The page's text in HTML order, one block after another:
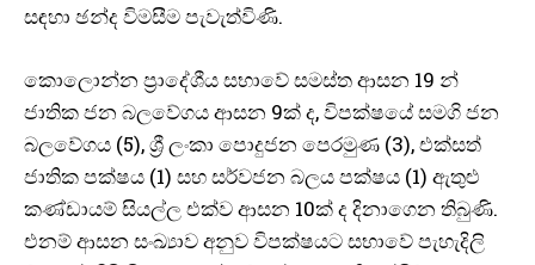
සඳහා ඡන්ද විමසීම පැවැත්විණි.
කොලොන්න ප්‍රාදේශීය සභාවේ සමස්ත ආසන 19 න්
ජාතික ජන බලවේගය ආසන 9ක් ද, විපක්ෂයේ සමගි ජන
බලවේගය (5), ශ්‍රී ලංකා පොදුජන පෙරමුණ (3), එක්සත්
ජාතික පක්ෂය (1) සහ සර්වජන බලය පක්ෂය (1) ඇතුළු
කණ්ඩායම් සියල්ල එක්ව ආසන 10ක් ද දිනාගෙන තිබුණි.
එනම් ආසන සංඛ්‍යාව අනුව විපක්ෂයට සභාවේ පැහැදිලි